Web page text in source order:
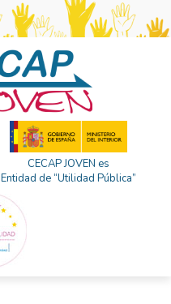
CECAP JOVEN es
Entidad de “Utilidad Pública”